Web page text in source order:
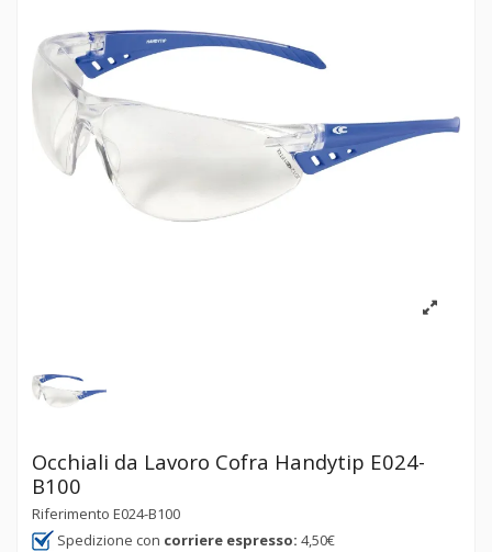
Occhiali da Lavoro Cofra Handytip E024-
B100
Riferimento E024-B100
Spedizione con corriere espresso: 4,50€